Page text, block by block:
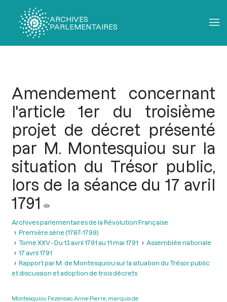
ARCHIVES
PARLEMENTAIRES
Amendement concernant
l'article 1er du troisième
projet de décret présenté
par M. Montesquiou sur la
situation du Trésor public,
lors de la séance du 17 avril
1791
Archives parlementaires de la Révolution Française
Première série (1787-1799)
Tome XXV - Du 13 avril 1791 au 11 mai 1791
Assemblée nationale
17 avril 1791
Rapport par M. de Montesquiou sur la situation du Trésor public
et discussion et adoption de trois décrets
Montesquiou Fezensac Anne-Pierre, marquis de